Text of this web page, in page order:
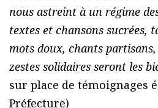
nous astreint à un régime
textes et chansons sucrées,
mots doux, chants partisans,
zestes solidaires seront les
sur place de témoignages
Préfecture)